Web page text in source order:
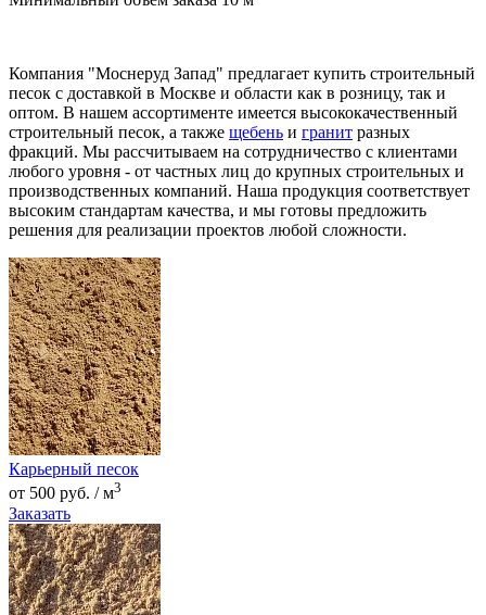
Компания "Моснеруд Запад" предлагает купить строительный
песок с доставкой в Москве и области как в розницу, так и
оптом. В нашем ассортименте имеется высококачественный
строительный песок, а также щебень и гранит разных
фракций. Мы рассчитываем на сотрудничество с клиентами
любого уровня - от частных лиц до крупных строительных и
производственных компаний. Наша продукция соответствует
высоким стандартам качества, и мы готовы предложить
решения для реализации проектов любой сложности.
Карьерный песок
от 500 руб. / м3
Заказать